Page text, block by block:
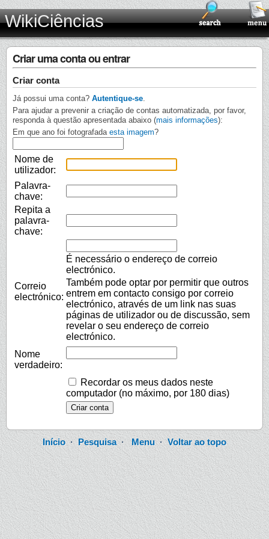
WikiCiências
Criar uma conta ou entrar
Criar conta
Já possui uma conta? Autentique-se
Para ajudar a prevenir a criação de contas automatizada, por favor,
responda à questão apresentada abaixo (mais informações):
Em que ano foi fotografada esta imagem?
Nome de
utilizador:
Palavra-
chave:
Repita a
palavra-
chave:
Correio
electrónico:
É necessário o endereço de correio
electrónico.
Também pode optar por permitir que outros
entrem em contacto consigo por correio
electrónico, através de um link nas suas
páginas de utilizador ou de discussão, sem
revelar o seu endereço de correio
electrónico.
Nome
verdadeiro:
Recordar os meus dados neste
computador (no máximo, por 180 dias)
Início·Pesquisa·Menu·Voltar ao topo